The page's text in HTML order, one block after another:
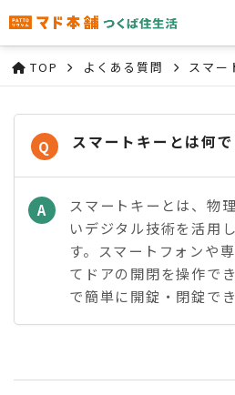
TOP よくある質問 スマー
Q スマートキーとは何で
A
スマートキーとは、物
いデジタル技術を活用
す。スマートフォンや
てドアの開閉を操作で
で簡単に開錠・閉錠で